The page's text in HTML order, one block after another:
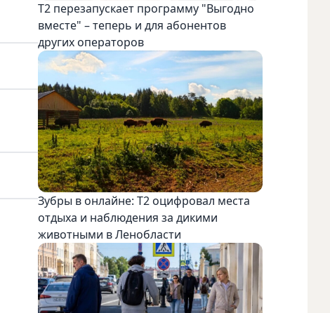
Т2 перезапускает программу "Выгодно
вместе" – теперь и для абонентов
других операторов
Зубры в онлайне: Т2 оцифровал места
отдыха и наблюдения за дикими
животными в Ленобласти